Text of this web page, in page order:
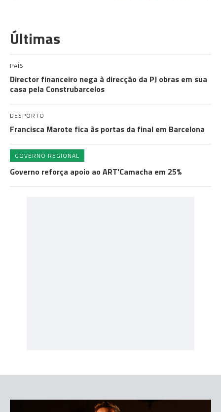
Últimas
PAÍS
Director financeiro nega à direcção da PJ obras em sua
casa pela Construbarcelos
DESPORTO
Francisca Marote fica às portas da final em Barcelona
GOVERNO REGIONAL
Governo reforça apoio ao ART'Camacha em 25%